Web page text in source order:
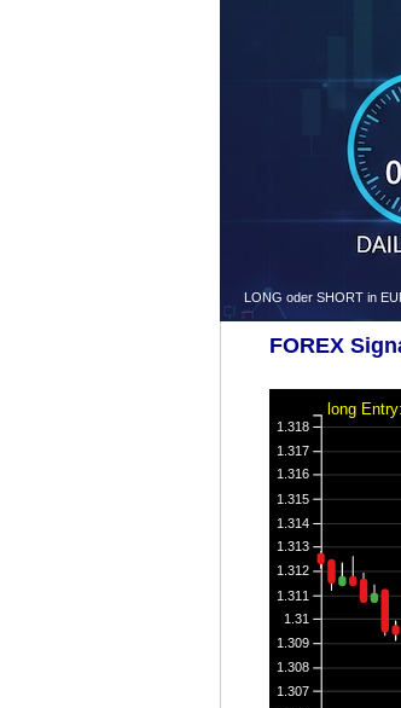
LONG oder SHORT in
FOREX
1.307
1.308
1.309
1.31
1.311
1.312
1.313
1.314
1.315
1.316
1.317
1.318
long